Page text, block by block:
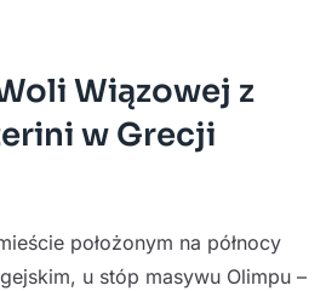
Wiązowej z
w Grecji
położonym na północy
u stóp masywu Olimpu –